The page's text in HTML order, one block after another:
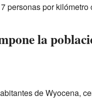
personas por kilómetro
la
de Wyocena,